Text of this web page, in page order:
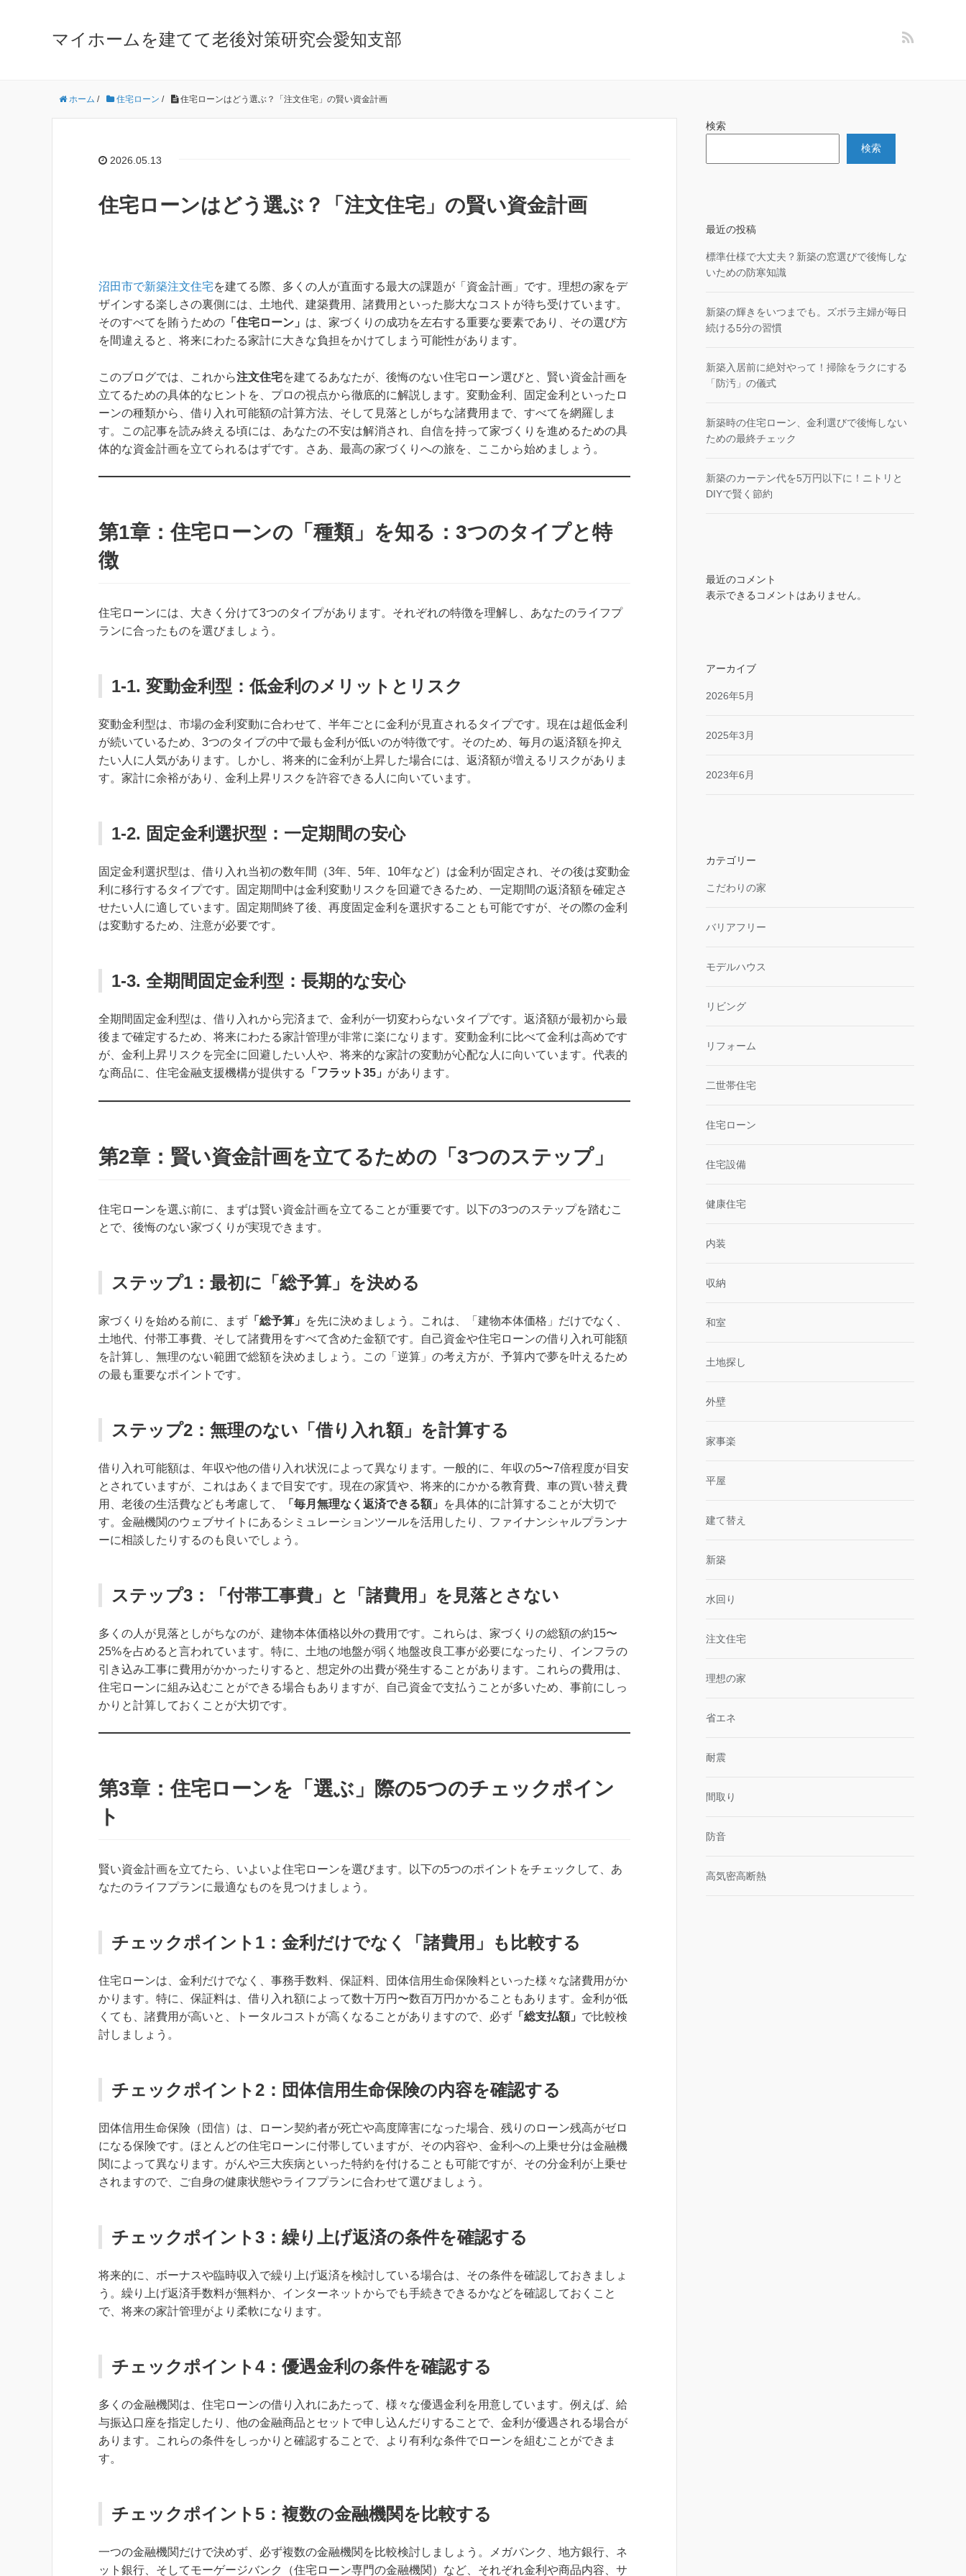
マイホームを建てて老後対策研究会愛知支部
ホーム / 住宅ローン / 住宅ローンはどう選ぶ？「注文住宅」の賢い資金計画
2026.05.13
住宅ローンはどう選ぶ？「注文住宅」の賢い資金計画
沼田市で新築注文住宅を建てる際、多くの人が直面する最大の課題が「資金計画」です。理想の家をデ
ザインする楽しさの裏側には、土地代、建築費用、諸費用といった膨大なコストが待ち受けています。
そのすべてを賄うための 「住宅ローン」 は、家づくりの成功を左右する重要な要素であり、その選び方
を間違えると、将来にわたる家計に大きな負担をかけてしまう可能性があります。
このブログでは、これから注文住宅を建てるあなたが、後悔のない住宅ローン選びと、賢い資金計画を
立てるための具体的なヒントを、プロの視点から徹底的に解説します。変動金利、固定金利といったロ
ーンの種類から、借り入れ可能額の計算方法、そして見落としがちな諸費用まで、すべてを網羅しま
す。この記事を読み終える頃には、あなたの不安は解消され、自信を持って家づくりを進めるための具
体的な資金計画を立てられるはずです。さあ、最高の家づくりへの旅を、ここから始めましょう。
第1章：住宅ローンの「種類」を知る：3つのタイプと特
徴
住宅ローンには、大きく分けて3つのタイプがあります。それぞれの特徴を理解し、あなたのライフプ
ランに合ったものを選びましょう。
1-1. 変動金利型：低金利のメリットとリスク
変動金利型は、市場の金利変動に合わせて、半年ごとに金利が見直されるタイプです。現在は超低金利
が続いているため、3つのタイプの中で最も金利が低いのが特徴です。そのため、毎月の返済額を抑え
たい人に人気があります。しかし、将来的に金利が上昇した場合には、返済額が増えるリスクがありま
す。家計に余裕があり、金利上昇リスクを許容できる人に向いています。
1-2. 固定金利選択型：一定期間の安心
固定金利選択型は、借り入れ当初の数年間（3年、5年、10年など）は金利が固定され、その後は変動金
利に移行するタイプです。固定期間中は金利変動リスクを回避できるため、一定期間の返済額を確定さ
せたい人に適しています。固定期間終了後、再度固定金利を選択することも可能ですが、その際の金利
は変動するため、注意が必要です。
1-3. 全期間固定金利型：長期的な安心
全期間固定金利型は、借り入れから完済まで、金利が一切変わらないタイプです。返済額が最初から最
後まで確定するため、将来にわたる家計管理が非常に楽になります。変動金利に比べて金利は高めです
が、金利上昇リスクを完全に回避したい人や、将来的な家計の変動が心配な人に向いています。代表的
な商品に、住宅金融支援機構が提供する
「フラット35」 があります。
第2章：賢い資金計画を立てるための「3つのステップ」
住宅ローンを選ぶ前に、まずは賢い資金計画を立てることが重要です。以下の3つのステップを踏むこ
とで、後悔のない家づくりが実現できます。
ステップ1：最初に「総予算」を決める
家づくりを始める前に、まず 「総予算」
を先に決めましょう。これは、「建物本体価格」だけでなく、
土地代、付帯工事費、そして諸費用をすべて含めた金額です。自己資金や住宅ローンの借り入れ可能額
を計算し、無理のない範囲で総額を決めましょう。この「逆算」の考え方が、予算内で夢を叶えるため
の最も重要なポイントです。
ステップ2：無理のない「借り入れ額」を計算する
借り入れ可能額は、年収や他の借り入れ状況によって異なります。一般的に、年収の5〜7倍程度が目安
とされていますが、これはあくまで目安です。現在の家賃や、将来的にかかる教育費、車の買い替え費
用、老後の生活費なども考慮して、
「毎月無理なく返済できる額」
を具体的に計算することが大切で
す。金融機関のウェブサイトにあるシミュレーションツールを活用したり、ファイナンシャルプランナ
ーに相談したりするのも良いでしょう。
ステップ3：「付帯工事費」と「諸費用」を見落とさない
多くの人が見落としがちなのが、建物本体価格以外の費用です。これらは、家づくりの総額の約15〜
25%を占めると言われています。特に、土地の地盤が弱く地盤改良工事が必要になったり、インフラの
引き込み工事に費用がかかったりすると、想定外の出費が発生することがあります。これらの費用は、
住宅ローンに組み込むことができる場合もありますが、自己資金で支払うことが多いため、事前にしっ
かりと計算しておくことが大切です。
第3章：住宅ローンを「選ぶ」際の5つのチェックポイン
ト
賢い資金計画を立てたら、いよいよ住宅ローンを選びます。以下の5つのポイントをチェックして、あ
なたのライフプランに最適なものを見つけましょう。
チェックポイント1：金利だけでなく「諸費用」も比較する
住宅ローンは、金利だけでなく、事務手数料、保証料、団体信用生命保険料といった様々な諸費用がか
かります。特に、保証料は、借り入れ額によって数十万円〜数百万円かかることもあります。金利が低
くても、諸費用が高いと、トータルコストが高くなることがありますので、必ず 「総支払額」 で比較検
討しましょう。
チェックポイント2：団体信用生命保険の内容を確認する
団体信用生命保険（団信）は、ローン契約者が死亡や高度障害になった場合、残りのローン残高がゼロ
になる保険です。ほとんどの住宅ローンに付帯していますが、その内容や、金利への上乗せ分は金融機
関によって異なります。がんや三大疾病といった特約を付けることも可能ですが、その分金利が上乗せ
されますので、ご自身の健康状態やライフプランに合わせて選びましょう。
チェックポイント3：繰り上げ返済の条件を確認する
将来的に、ボーナスや臨時収入で繰り上げ返済を検討している場合は、その条件を確認しておきましょ
う。繰り上げ返済手数料が無料か、インターネットからでも手続きできるかなどを確認しておくこと
で、将来の家計管理がより柔軟になります。
チェックポイント4：優遇金利の条件を確認する
多くの金融機関は、住宅ローンの借り入れにあたって、様々な優遇金利を用意しています。例えば、給
与振込口座を指定したり、他の金融商品とセットで申し込んだりすることで、金利が優遇される場合が
あります。これらの条件をしっかりと確認することで、より有利な条件でローンを組むことができま
す。
チェックポイント5：複数の金融機関を比較する
一つの金融機関だけで決めず、必ず複数の金融機関を比較検討しましょう。メガバンク、地方銀行、ネ
ット銀行、そしてモーゲージバンク（住宅ローン専門の金融機関）など、それぞれ金利や商品内容、サ
検索
検索
最近の投稿
標準仕様で大丈夫？新築の窓選びで後悔しな
いための防寒知識
新築の輝きをいつまでも。ズボラ主婦が毎日
続ける5分の習慣
新築入居前に絶対やって！掃除をラクにする
「防汚」の儀式
新築時の住宅ローン、金利選びで後悔しない
ための最終チェック
新築のカーテン代を5万円以下に！ニトリと
DIYで賢く節約
最近のコメント
表示できるコメントはありません。
アーカイブ
2026年5月
2025年3月
2023年6月
カテゴリー
こだわりの家
バリアフリー
モデルハウス
リビング
リフォーム
二世帯住宅
住宅ローン
住宅設備
健康住宅
内装
収納
和室
土地探し
外壁
家事楽
平屋
建て替え
新築
水回り
注文住宅
理想の家
省エネ
耐震
間取り
防音
高気密高断熱